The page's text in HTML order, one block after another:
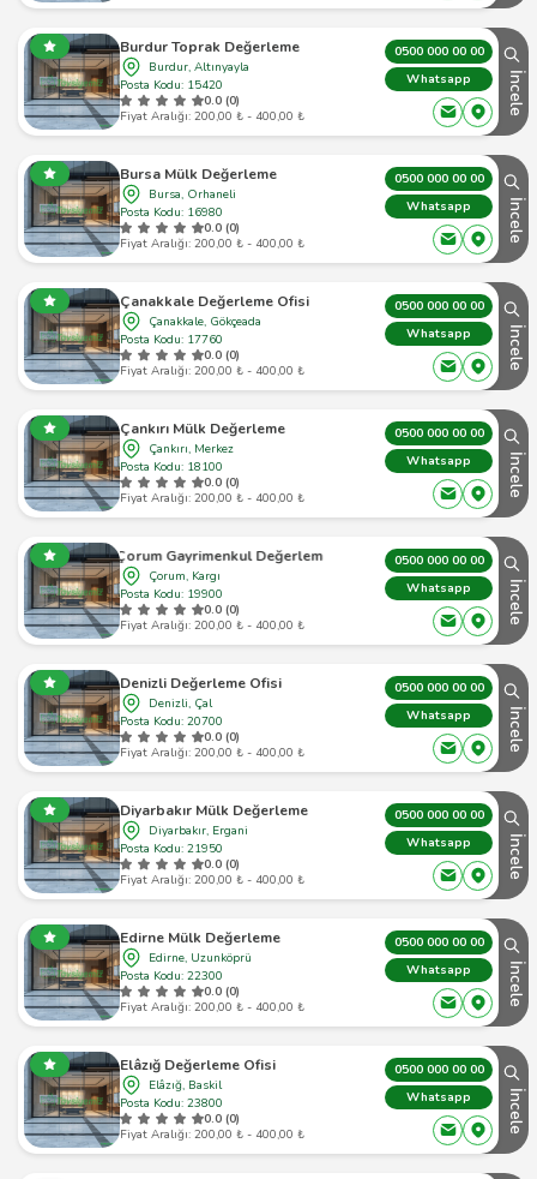
Burdur Toprak Değerleme
Burdur, Altınyayla
Posta Kodu: 15420
0.0 (0)
Fiyat Aralığı: 200,00 ₺ - 400,00 ₺
0500 000 00 00
Whatsapp
İncele
Bursa Mülk Değerleme
Bursa, Orhaneli
Posta Kodu: 16980
0.0 (0)
Fiyat Aralığı: 200,00 ₺ - 400,00 ₺
0500 000 00 00
Whatsapp
İncele
Çanakkale Değerleme Ofisi
Çanakkale, Gökçeada
Posta Kodu: 17760
0.0 (0)
Fiyat Aralığı: 200,00 ₺ - 400,00 ₺
0500 000 00 00
Whatsapp
İncele
Çankırı Mülk Değerleme
Çankırı, Merkez
Posta Kodu: 18100
0.0 (0)
Fiyat Aralığı: 200,00 ₺ - 400,00 ₺
0500 000 00 00
Whatsapp
İncele
Çorum Gayrimenkul Değerleme
Çorum, Kargı
Posta Kodu: 19900
0.0 (0)
Fiyat Aralığı: 200,00 ₺ - 400,00 ₺
0500 000 00 00
Whatsapp
İncele
Denizli Değerleme Ofisi
Denizli, Çal
Posta Kodu: 20700
0.0 (0)
Fiyat Aralığı: 200,00 ₺ - 400,00 ₺
0500 000 00 00
Whatsapp
İncele
Diyarbakır Mülk Değerleme
Diyarbakır, Ergani
Posta Kodu: 21950
0.0 (0)
Fiyat Aralığı: 200,00 ₺ - 400,00 ₺
0500 000 00 00
Whatsapp
İncele
Edirne Mülk Değerleme
Edirne, Uzunköprü
Posta Kodu: 22300
0.0 (0)
Fiyat Aralığı: 200,00 ₺ - 400,00 ₺
0500 000 00 00
Whatsapp
İncele
Elâzığ Değerleme Ofisi
Elâzığ, Baskil
Posta Kodu: 23800
0.0 (0)
Fiyat Aralığı: 200,00 ₺ - 400,00 ₺
0500 000 00 00
Whatsapp
İncele